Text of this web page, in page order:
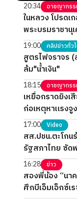
20:34 อาชญากรร
ในหลวง โปรดเ
พระบรมราชานุ
19:00 คลิปข่าวทั่ว
สูตรไฟจราจร
ล้ม"น้ำเงิน"
18:15 อาชญากรร
เหยื่อกราดยิง
ก่อเหตุหาแรงจู
17:00 Video
สส.ปชน.ตะโก
รัฐสภาไทย ซัด
16:28 ข่าว
สองพี่น้อง “นา
ศึกบีเอ็มเอ็กซ์เ